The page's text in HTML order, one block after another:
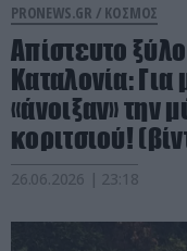
PRONEWS.GR / ΚΟΣΜΟΣ
Απίστευτο
Καταλονία:
«άνοιξαν» την
κοριτσιού!
26.06.2026 | 23:18